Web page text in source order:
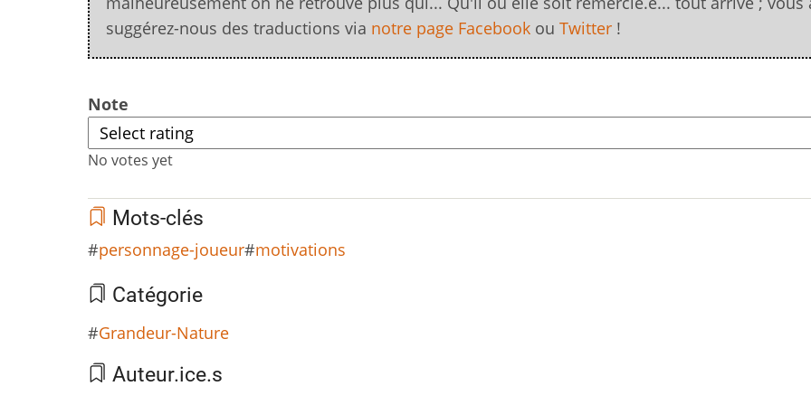
suggérez-nous des traductions via notre page Facebook ou Twitter !
Note
No votes yet
Mots-clés
personnage-joueur motivations
Catégorie
Grandeur-Nature
Auteur.ice.s